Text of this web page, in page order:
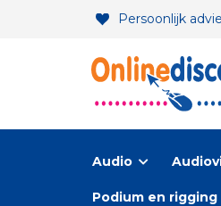
Persoonlijk
Audio
Podium en rigging